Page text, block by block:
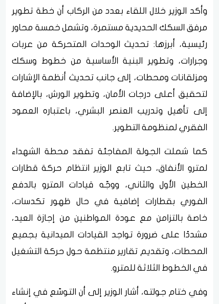
وأكد الوزير خلال اللقاء بعدد من الركاب أن خطة تطوير
مرفق السكك الحديدية مستمرة، وتشمل خمسة محاور
رئيسية، أبرزها: تحديث الوحدات المتحركة من عربات
وجرارات، وتطوير البنية الأساسية من خطوط وسكك
ومزلقانات ومحطات، إلى جانب تحديث أنظمة الإشارات
لتحقيق أعلى درجات الأمان، وتطوير الورش، بالإضافة
إلى تأهيل وتدريب العنصر البشري، باعتباره العمود
الفقري لمنظومة التطوير.
كما شملت الجولة المفاجئة تفقد محطة الشهداء
لمترو الأنفاق، حيث تابع الوزير انتظام حركة قطارات
الخطين الأول والثاني، ووجّه قيادات المترو بالدفع
الفوري بقطارات إضافية في حال ظهور تكدسات،
خاصة بالتزامن مع عودة المواطنين من إجازة العيد،
مشددًا على ضرورة تواجد القيادات الميدانية بجميع
المحطات، وتقديم تقارير منتظمة حول حركة التشغيل
في الخطوط الثلاثة للمترو.
وفي ختام جولته، أشار الوزير إلى أن التوسّع في إنشاء